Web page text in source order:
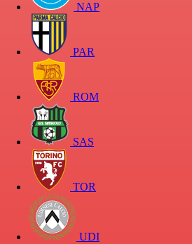
NAP
PAR
ROM
SAS
TOR
UDI